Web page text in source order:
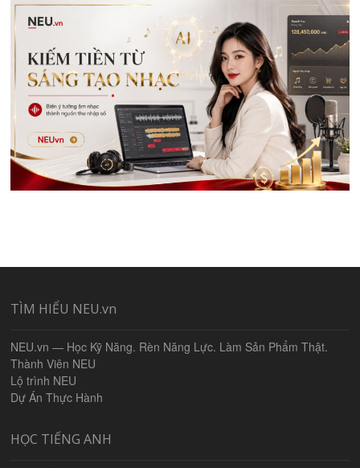
TÌM HIỂU NEU.vn
NEU.vn — Học Kỹ Năng. Rèn Năng Lực. Làm Sản Phẩm Thật.
Thành Viên NEU
Lộ trình NEU
Dự Án Thực Hành
HỌC TIẾNG ANH